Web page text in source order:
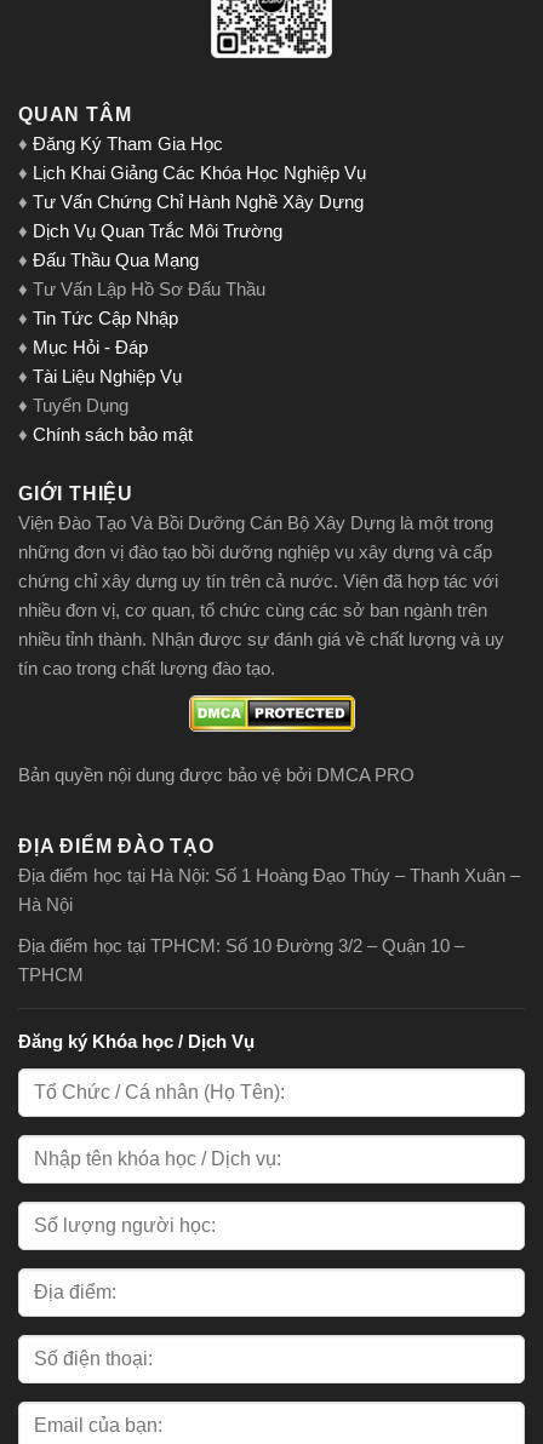
QUAN TÂM
♦ Đăng Ký Tham Gia Học
♦ Lịch Khai Giảng Các Khóa Học Nghiệp Vụ
♦ Tư Vấn Chứng Chỉ Hành Nghề Xây Dựng
♦ Dịch Vụ Quan Trắc Môi Trường
♦ Đấu Thầu Qua Mạng
♦ Tư Vấn Lập Hồ Sơ Đấu Thầu
♦ Tin Tức Cập Nhập
♦ Mục Hỏi - Đáp
♦ Tài Liệu Nghiệp Vụ
♦ Tuyển Dụng
♦ Chính sách bảo mật
GIỚI THIỆU
Viện Đào Tạo Và Bồi Dưỡng Cán Bộ Xây Dựng là một trong
những đơn vị đào tạo bồi dưỡng nghiệp vụ xây dựng và cấp
chứng chỉ xây dựng uy tín trên cả nước. Viện đã hợp tác với
nhiều đơn vị, cơ quan, tổ chức cùng các sở ban ngành trên
nhiều tỉnh thành. Nhận được sự đánh giá về chất lượng và uy
tín cao trong chất lượng đào tạo.
Bản quyền nội dung được bảo vệ bởi DMCA PRO
ĐỊA ĐIỂM ĐÀO TẠO
Địa điểm học tại Hà Nội: Số 1 Hoàng Đạo Thúy – Thanh Xuân –
Hà Nội
Địa điểm học tại TPHCM: Số 10 Đường 3/2 – Quận 10 –
TPHCM
Đăng ký Khóa học / Dịch Vụ